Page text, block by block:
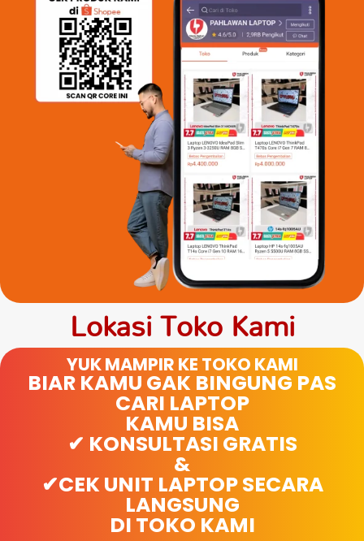
Lokasi Toko Kami
YUK MAMPIR KE TOKO KAMI
BIAR KAMU GAK BINGUNG PAS
CARI LAPTOP
KAMU BISA
✔ KONSULTASI GRATIS
&
✔CEK UNIT LAPTOP SECARA
LANGSUNG
DI TOKO KAMI